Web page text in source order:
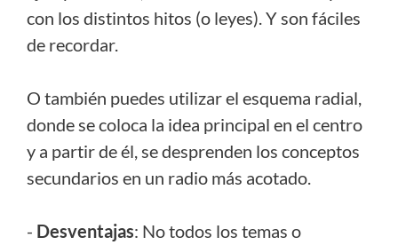
con los distintos hitos (o leyes). Y son fáciles
de recordar.
O también puedes utilizar el esquema radial,
donde se coloca la idea principal en el centro
y a partir de él, se desprenden los conceptos
secundarios en un radio más acotado.
- Desventajas: No todos los temas o